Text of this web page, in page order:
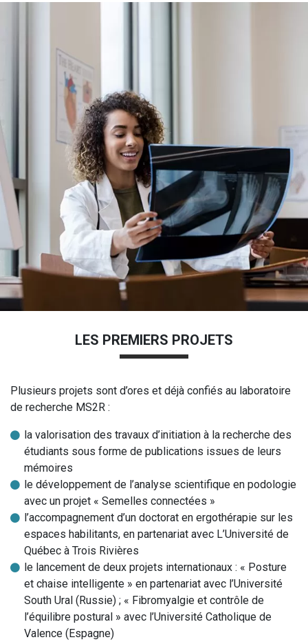
LES PREMIERS PROJETS
Plusieurs projets sont d’ores et déjà confiés au laboratoire
de recherche MS2R :
la valorisation des travaux d’initiation à la recherche des
étudiants sous forme de publications issues de leurs
mémoires
le développement de l’analyse scientifique en podologie
avec un projet « Semelles connectées »
l’accompagnement d’un doctorat en ergothérapie sur les
espaces habilitants, en partenariat avec L’Université de
Québec à Trois Rivières
le lancement de deux projets internationaux : « Posture
et chaise intelligente » en partenariat avec l’Université
South Ural (Russie) ; « Fibromyalgie et contrôle de
l’équilibre postural » avec l’Université Catholique de
Valence (Espagne)